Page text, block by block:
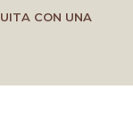
CON UNA